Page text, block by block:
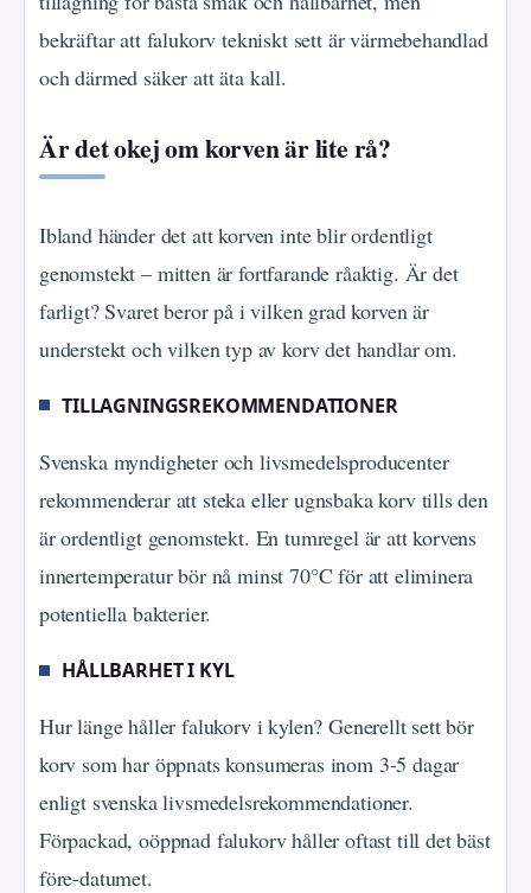
bekräftar att falukorv tekniskt sett är värmebehandlad
och därmed säker att äta kall.
Är det okej om korven är lite rå?
Ibland händer det att korven inte blir ordentligt
genomstekt – mitten är fortfarande råaktig. Är det
farligt? Svaret beror på i vilken grad korven är
understekt och vilken typ av korv det handlar om.
TILLAGNINGSREKOMMENDATIONER
Svenska myndigheter och livsmedelsproducenter
rekommenderar att steka eller ugnsbaka korv tills den
är ordentligt genomstekt. En tumregel är att korvens
innertemperatur bör nå minst 70°C för att eliminera
potentiella bakterier.
HÅLLBARHET I KYL
Hur länge håller falukorv i kylen? Generellt sett bör
korv som har öppnats konsumeras inom 3-5 dagar
enligt svenska livsmedelsrekommendationer.
Förpackad, oöppnad falukorv håller oftast till det bäst
före-datumet.